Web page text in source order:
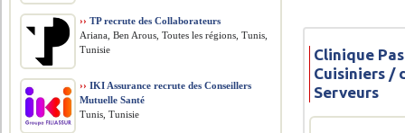
Clinique
Cuisiniers /
Serveurs
›› TP recrute des Collaborateurs
Ariana, Ben Arous, Toutes les régions, Tunis,
Tunisie
›› IKI Assurance recrute des Conseillers
Mutuelle Santé
Tunis, Tunisie